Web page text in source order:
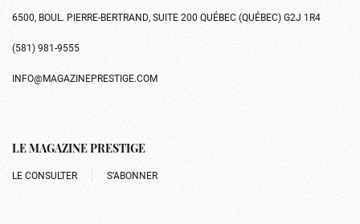
6500, BOUL. PIERRE-BERTRAND, SUITE 200 QUÉBEC (QUÉBEC) G2J 1R4
(581) 981-9555
INFO@MAGAZINEPRESTIGE.COM
LE MAGAZINE PRESTIGE
LE CONSULTER S’ABONNER